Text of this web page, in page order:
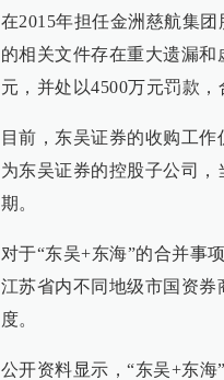
在2015年担任金洲慈航集
的相关文件存在重大遗漏
元，并处以4500万元罚款，
目前，东吴证券的收购工
为东吴证券的控股子公司
期。
对于“东吴+东海”的合并事
江苏省内不同地级市国资
度。
公开资料显示，“东吴+东